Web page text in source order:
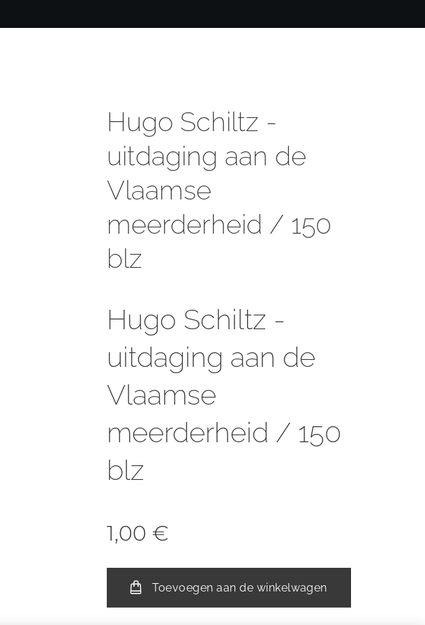
Hugo Schiltz -
uitdaging aan de
Vlaamse
meerderheid / 150
blz
Hugo Schiltz -
uitdaging aan de
Vlaamse
meerderheid / 150
blz
1,00 €
Toevoegen aan de winkelwagen